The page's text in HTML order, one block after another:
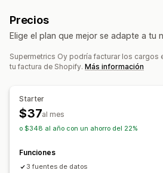
Seguimiento de compra
Panel de control de informes y
Informes de múltiples tiendas
Exportación de datos Análisis
Precios
Elige el plan que mejor se adapte a tu
Supermetrics Oy podría facturar los cargos
tu factura de Shopify. Más información
Starter
$37al mes
o $348 al año con un ahorro del 22%
Funciones
3 fuentes de datos